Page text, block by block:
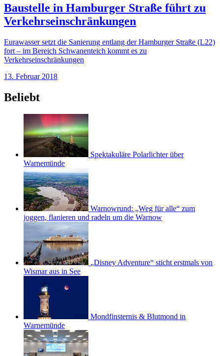
Baustelle in Hamburger Straße führt zu
Verkehrseinschränkungen
Eurawasser setzt die Sanierung entlang der Hamburger Straße (L22)
fort – im Bereich Schwanenteich kommt es zu
Verkehrseinschränkungen
13. Februar 2018
Beliebt
Spektakuläre Polarlichter über
Warnemünde
Warnowrund: „Weg für alle“ zum
joggen, flanieren und radeln um die Warnow
„Disney Adventure“ sticht erstmals von
Wismar aus in See
Mondfinsternis & Blutmond in
Warnemünde